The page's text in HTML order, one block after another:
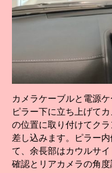
カメラケーブルと電源
ピラー下に立ち上げて
の位置に取り付けてク
差し込みます。ピラー
て、余長部はカウルサ
確認とリアカメラの角度